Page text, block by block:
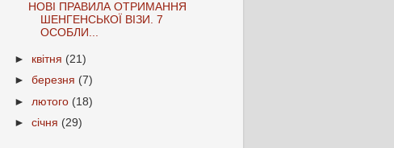
НОВІ ПРАВИЛА ОТРИМАННЯ
ШЕНГЕНСЬКОЇ ВІЗИ. 7
ОСОБЛИ...
► квітня (21)
►березня (7)
► лютого (18)
►січня (29)